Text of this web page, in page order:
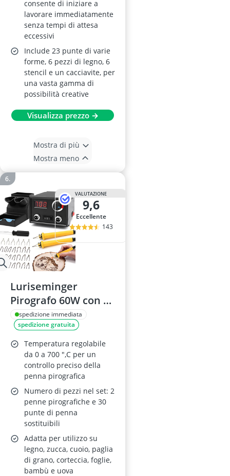
consente di iniziare a
lavorare immediatamente
senza tempi di attesa
eccessivi
Include 23 punte di varie
forme, 6 pezzi di legno, 6
stencil e un cacciavite, per
una vasta gamma di
possibilità creative
Visualizza prezzo →
Mostra di più
Mostra meno
VALUTAZIONE
9,6
Eccellente
143
Luriseminger
Pirografo 60W con 2
Penne e 30 Teste
spedizione immediata
spedizione gratuita
Temperatura regolabile
da 0 a 700 ",C per un
controllo preciso della
penna pirografica
Numero di pezzi nel set: 2
penne pirografiche e 30
punte di penna
sostituibili
Adatta per utilizzo su
legno, zucca, cuoio, paglia
di grano, corteccia, foglie,
bambù e uova